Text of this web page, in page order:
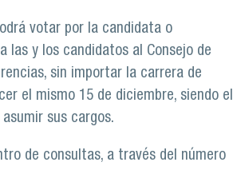
votar por la candidata o
las y los candidatos al Consejo de
sin importar la carrera de
el mismo 15 de diciembre, siendo el
sus cargos.
de consultas, a través del número